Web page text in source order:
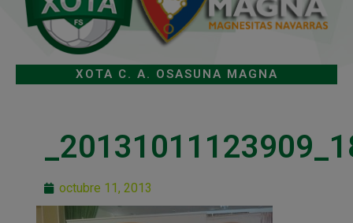
XOTA C. A. OSASUNA MAGNA
octubre 11, 2013